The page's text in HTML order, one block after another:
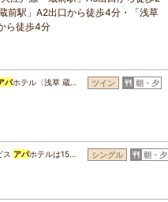
前駅」A2出口から徒歩4分・「浅草
ら徒歩4分
パホテル〈浅草 蔵… ツイン 朝・夕
ス アパホテルは15… シングル 朝・夕